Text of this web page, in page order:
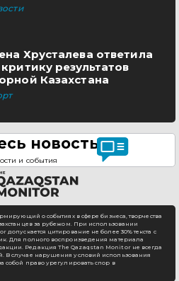
Хрусталева ответила
результатов
Казахстана
новостью
и события
о событиях в сфере бизнеса, творчества
за рубежом. При использовании
цитирование не более 30% текста с
Для полного воспроизведения материала
Редакция The Qazaqstan Monitor не всегда
В случае нарушения условий использования
собой право урегулировать спор в